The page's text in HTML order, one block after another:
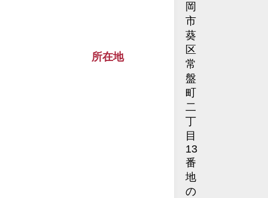
所在地
岡
市
葵
区
常
盤
町
二
丁
目
13
番
地
の